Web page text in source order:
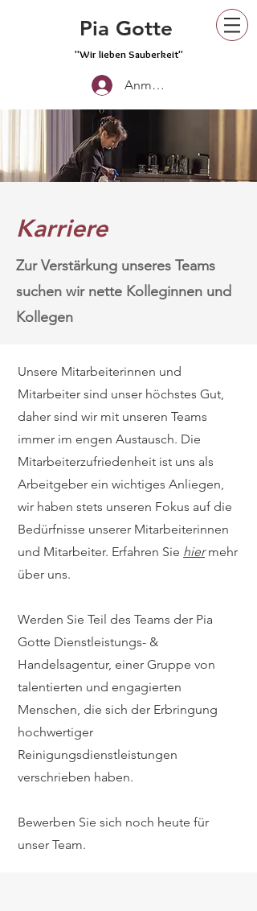
Pia Gotte
"Wir lieben Sauberkeit"
Anmelden
Karriere
Zur Verstärkung unseres Teams
suchen wir nette Kolleginnen und
Kollegen
Unsere Mitarbeiterinnen und
Mitarbeiter sind unser höchstes Gut,
daher sind wir mit unseren Teams
immer im engen Austausch. Die
Mitarbeiterzufriedenheit ist uns als
Arbeitgeber ein wichtiges Anliegen,
wir haben stets unseren Fokus auf die
Bedürfnisse unserer Mitarbeiterinnen
und Mitarbeiter. Erfahren Sie hiermehr
über uns.
Werden Sie Teil des Teams der Pia
Gotte Dienstleistungs- &
Handelsagentur, einer Gruppe von
talentierten und engagierten
Menschen, die sich der Erbringung
hochwertiger
Reinigungsdienstleistungen
verschrieben haben.
Bewerben Sie sich noch heute für
unser Team.